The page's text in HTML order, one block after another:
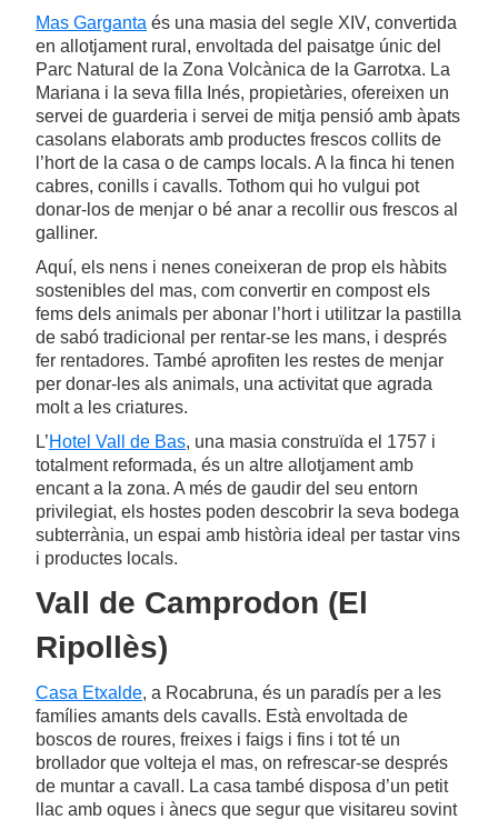
Mas Garganta és una masia del segle XIV, convertida
en allotjament rural, envoltada del paisatge únic del
Parc Natural de la Zona Volcànica de la Garrotxa. La
Mariana i la seva filla Inés, propietàries, ofereixen un
servei de guarderia i servei de mitja pensió amb àpats
casolans elaborats amb productes frescos collits de
l’hort de la casa o de camps locals. A la finca hi tenen
cabres, conills i cavalls. Tothom qui ho vulgui pot
donar-los de menjar o bé anar a recollir ous frescos al
galliner.
Aquí, els nens i nenes coneixeran de prop els hàbits
sostenibles del mas, com convertir en compost els
fems dels animals per abonar l’hort i utilitzar la pastilla
de sabó tradicional per rentar-se les mans, i després
fer rentadores. També aprofiten les restes de menjar
per donar-les als animals, una activitat que agrada
molt a les criatures.
L’Hotel Vall de Bas, una masia construïda el 1757 i
totalment reformada, és un altre allotjament amb
encant a la zona. A més de gaudir del seu entorn
privilegiat, els hostes poden descobrir la seva bodega
subterrània, un espai amb història ideal per tastar vins
i productes locals.
Vall de Camprodon (El
Ripollès)
Casa Etxalde, a Rocabruna, és un paradís per a les
famílies amants dels cavalls. Està envoltada de
boscos de roures, freixes i faigs i fins i tot té un
brollador que volteja el mas, on refrescar-se després
de muntar a cavall. La casa també disposa d’un petit
llac amb oques i ànecs que segur que visitareu sovint